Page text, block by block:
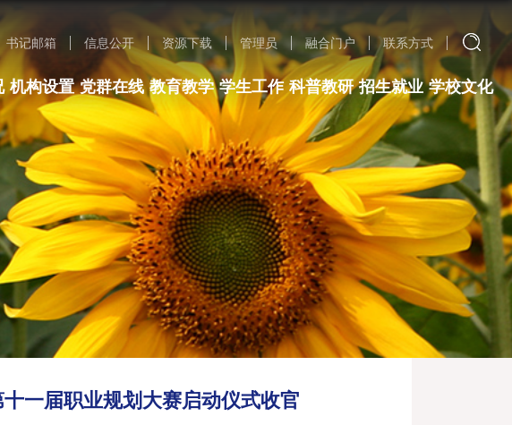
书记邮箱 信息公开 资源下载 管理员 融合门户 联系方式
机构设置 党群在线 教育教学 学生工作 科普教研 招生就业 学校文化
一届职业规划大赛启动仪式收官